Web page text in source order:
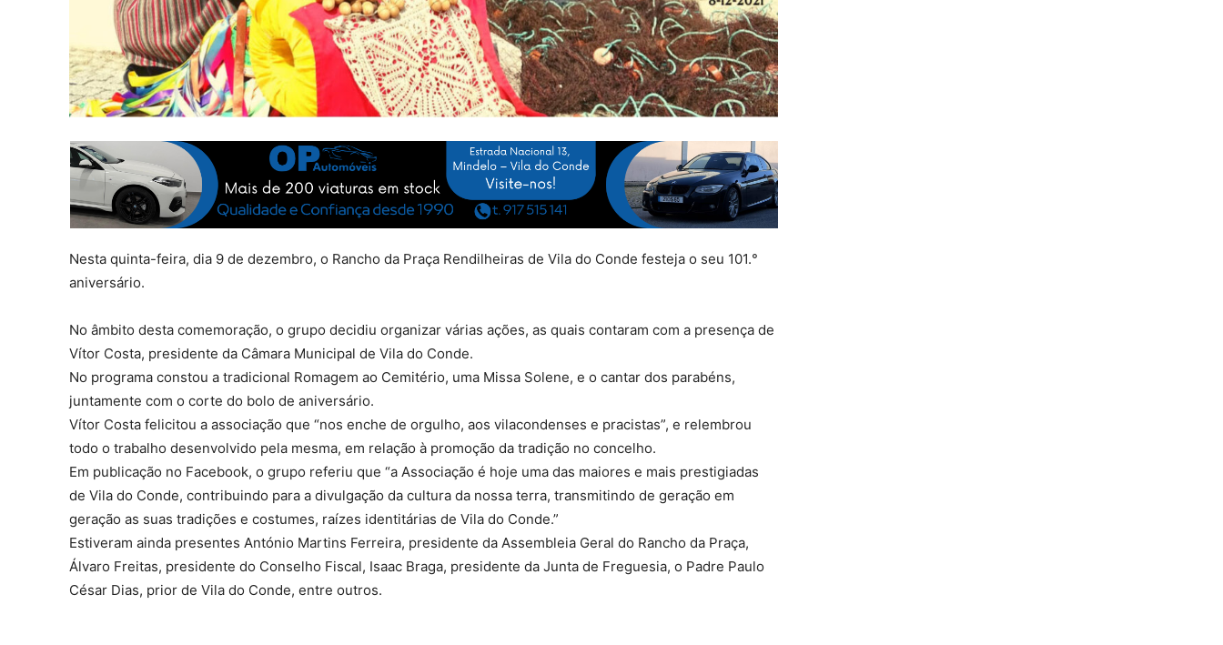
Nesta quinta-feira, dia 9 de dezembro, o Rancho da Praça Rendilheiras de Vila do Conde festeja o seu 101.°
aniversário.
No âmbito desta comemoração, o grupo decidiu organizar várias ações, as quais contaram com a presença de
Vítor Costa, presidente da Câmara Municipal de Vila do Conde.
No programa constou a tradicional Romagem ao Cemitério, uma Missa Solene, e o cantar dos parabéns,
juntamente com o corte do bolo de aniversário.
Vítor Costa felicitou a associação que “nos enche de orgulho, aos vilacondenses e pracistas”, e relembrou
todo o trabalho desenvolvido pela mesma, em relação à promoção da tradição no concelho.
Em publicação no Facebook, o grupo referiu que “a Associação é hoje uma das maiores e mais prestigiadas
de Vila do Conde, contribuindo para a divulgação da cultura da nossa terra, transmitindo de geração em
geração as suas tradições e costumes, raízes identitárias de Vila do Conde.”
Estiveram ainda presentes António Martins Ferreira, presidente da Assembleia Geral do Rancho da Praça,
Álvaro Freitas, presidente do Conselho Fiscal, Isaac Braga, presidente da Junta de Freguesia, o Padre Paulo
César Dias, prior de Vila do Conde, entre outros.